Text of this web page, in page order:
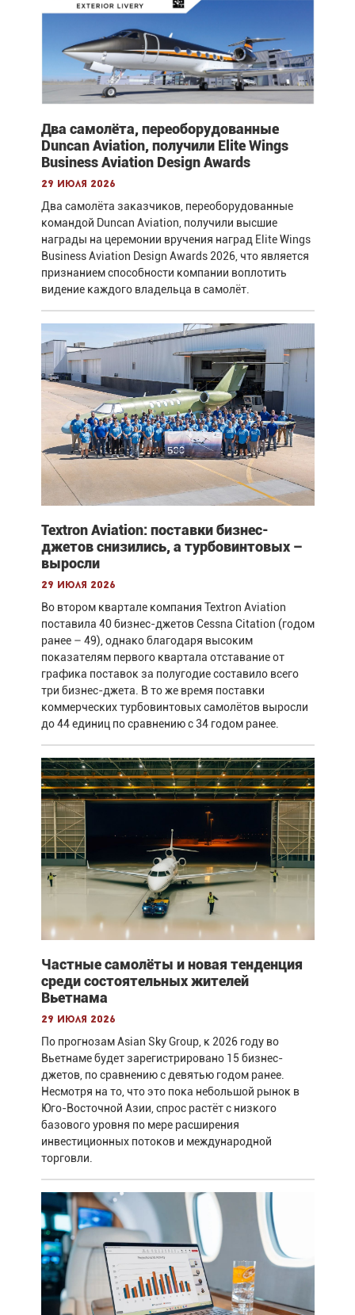
Два самолёта, переоборудованные
Duncan Aviation, получили Elite Wings
Business Aviation Design Awards
29 июля 2026
Два самолёта заказчиков, переоборудованные
командой Duncan Aviation, получили высшие
награды на церемонии вручения наград Elite Wings
Business Aviation Design Awards 2026, что является
признанием способности компании воплотить
видение каждого владельца в самолёт.
Textron Aviation: поставки бизнес-
джетов снизились, а турбовинтовых –
выросли
29 июля 2026
Во втором квартале компания Textron Aviation
поставила 40 бизнес-джетов Cessna Citation (годом
ранее – 49), однако благодаря высоким
показателям первого квартала отставание от
графика поставок за полугодие составило всего
три бизнес-джета. В то же время поставки
коммерческих турбовинтовых самолётов выросли
до 44 единиц по сравнению с 34 годом ранее.
Частные самолёты и новая тенденция
среди состоятельных жителей
Вьетнама
29 июля 2026
По прогнозам Asian Sky Group, к 2026 году во
Вьетнаме будет зарегистрировано 15 бизнес-
джетов, по сравнению с девятью годом ранее.
Несмотря на то, что это пока небольшой рынок в
Юго-Восточной Азии, спрос растёт с низкого
базового уровня по мере расширения
инвестиционных потоков и международной
торговли.